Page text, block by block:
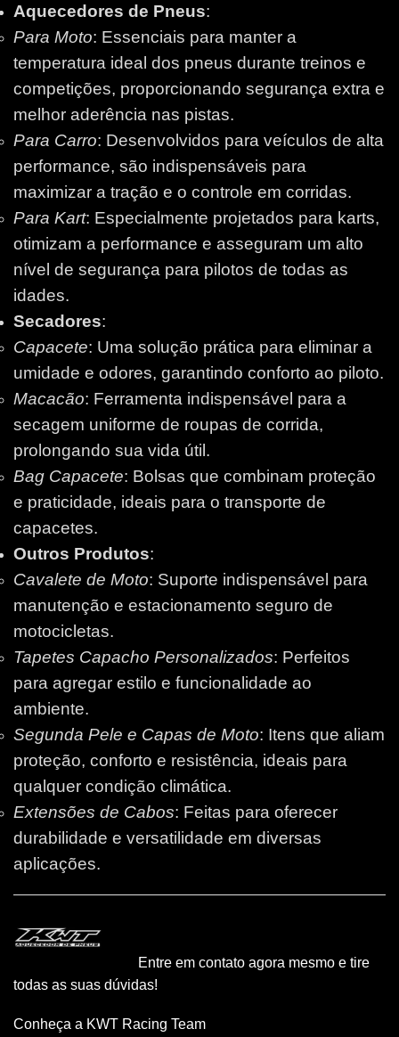
Aquecedores de Pneus:
Para Moto: Essenciais para manter a
temperatura ideal dos pneus durante treinos e
competições, proporcionando segurança extra e
melhor aderência nas pistas.
Para Carro: Desenvolvidos para veículos de alta
performance, são indispensáveis para
maximizar a tração e o controle em corridas.
Para Kart: Especialmente projetados para karts,
otimizam a performance e asseguram um alto
nível de segurança para pilotos de todas as
idades.
Secadores:
Capacete: Uma solução prática para eliminar a
umidade e odores, garantindo conforto ao piloto.
Macacão: Ferramenta indispensável para a
secagem uniforme de roupas de corrida,
prolongando sua vida útil.
Bag Capacete: Bolsas que combinam proteção
e praticidade, ideais para o transporte de
capacetes.
Outros Produtos:
Cavalete de Moto: Suporte indispensável para
manutenção e estacionamento seguro de
motocicletas.
Tapetes Capacho Personalizados: Perfeitos
para agregar estilo e funcionalidade ao
ambiente.
Segunda Pele e Capas de Moto: Itens que aliam
proteção, conforto e resistência, ideais para
qualquer condição climática.
Extensões de Cabos: Feitas para oferecer
durabilidade e versatilidade em diversas
aplicações.
Entre em contato agora mesmo e tire
todas as suas dúvidas!
Conheça a KWT Racing Team